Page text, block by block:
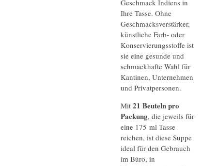
Geschmack Indiens in
Ihre Tasse. Ohne
Geschmacksverstärker,
künstliche Farb- oder
Konservierungsstoffe ist
sie eine gesunde und
schmackhafte Wahl für
Kantinen, Unternehmen
und Privatpersonen.
Mit 21 Beuteln pro
Packung, die jeweils für
eine 175-ml-Tasse
reichen, ist diese Suppe
ideal für den Gebrauch
im Büro, in